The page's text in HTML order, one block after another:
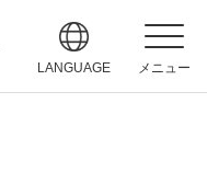
LANGUAGE メニュー